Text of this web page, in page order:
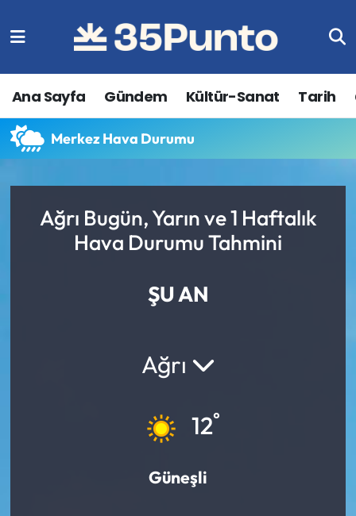
Ana Sayfa Gündem Kültür-Sanat Tarih
Merkez Hava Durumu
Ağrı Bugün, Yarın ve 1 Haftalık
Hava Durumu Tahmini
ŞU AN
Ağrı
12°
Güneşli